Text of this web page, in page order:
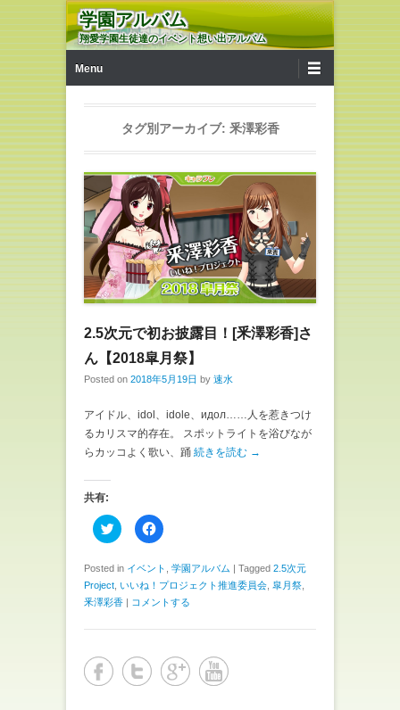
学園アルバム
翔愛学園生徒達のイベント想い出アルバム
Menu
タグ別アーカイブ: 釆澤彩香
2.5次元で初お披露目！[釆澤彩香]さ
ん【2018皐月祭】
Posted on 2018年5月19日 by 速水
アイドル、idol、idole、идол……人を惹きつけ
るカリスマ的存在。 スポットライトを浴びなが
らカッコよく歌い、踊 続きを読む →
共有:
ク
リ
し
て
T
w
i
t
で
共
F
a
b
o
o
k
で
有
に
は
ク
Posted in イベント 学園アルバム | Tagged 2.5次元
Project いいね！プロジェクト推進委員会 皐月祭
釆澤彩香 | コメントする